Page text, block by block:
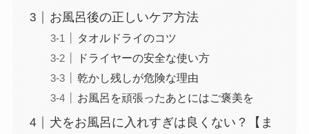
お風呂後の正しいケア方法
タオルドライのコツ
ドライヤーの安全な使い方
乾かし残しが危険な理由
お風呂を頑張ったあとにはご褒美を
犬をお風呂に入れすぎは良くない？【ま